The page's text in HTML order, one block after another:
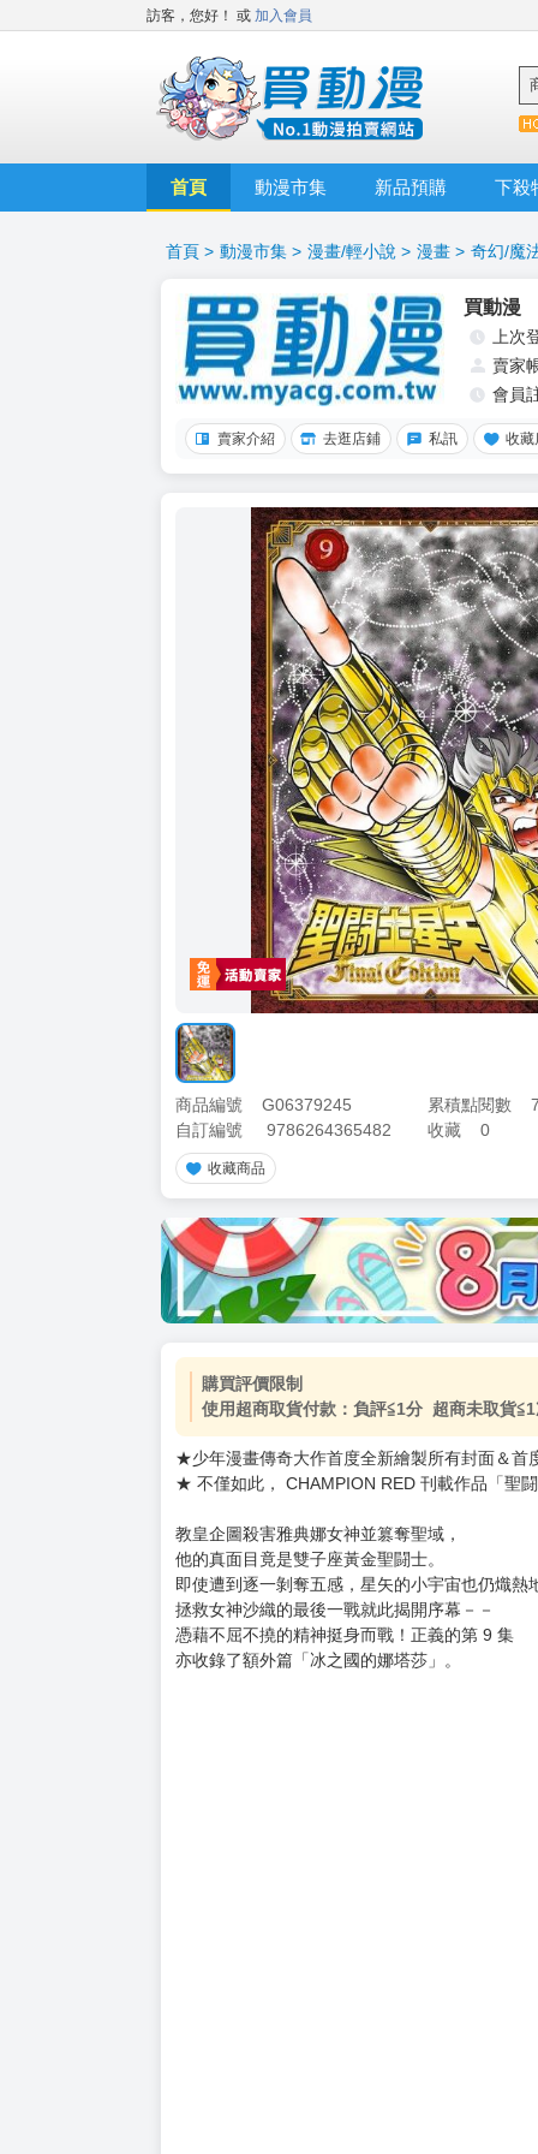
訪客，您好！ 或 加入會員
首頁 動漫市集 新品預購 下殺
首頁 > 動漫市集 > 漫畫/輕小說 > 漫畫 > 奇幻/魔
買動漫
上次
賣家
會員
賣家介紹 去逛店鋪 私訊 收藏
商品編號 G06379245 累積點閱數
自訂編號
9786264365482 收藏 0
收藏商品
加價購 ( 共
(加購品) 買動漫★《$15元-加
購買評價限制
使用超商取貨付款：負評≦1分 超商未取貨